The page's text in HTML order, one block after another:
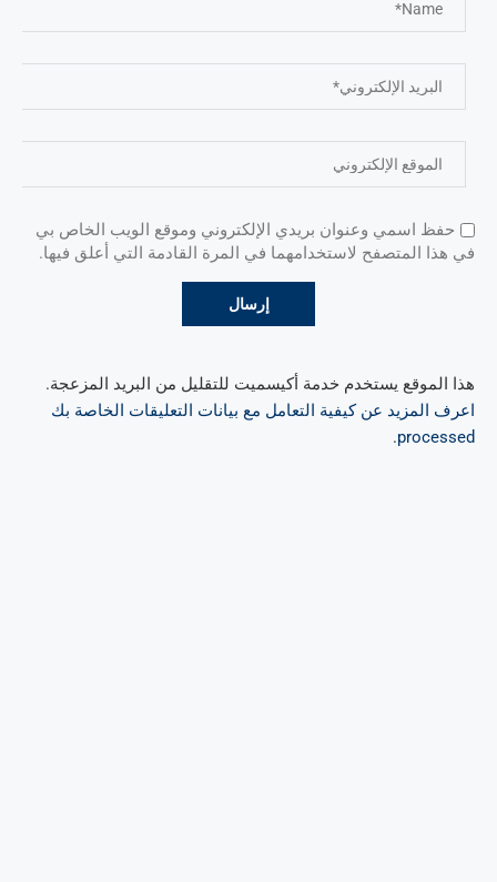
حفظ اسمي وعنوان بريدي الإلكتروني وموقع الويب الخاص بي
في هذا المتصفح لاستخدامهما في المرة القادمة التي أعلق فيها.
هذا الموقع يستخدم خدمة أكيسميت للتقليل من البريد المزعجة.
اعرف المزيد عن كيفية التعامل مع بيانات التعليقات الخاصة بك
processed
.